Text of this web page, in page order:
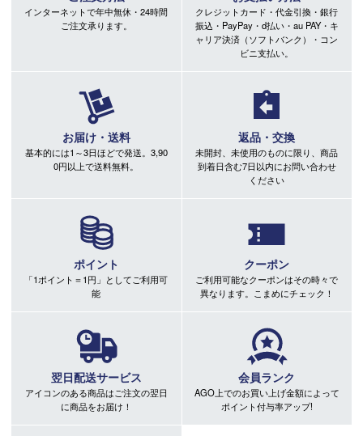
インターネットで年中無休・24時間
ご注文承ります。
クレジットカード・代金引換・銀行
振込・PayPay・d払い・au PAY・キ
ャリア決済（ソフトバンク）・コン
ビニ支払い。
お届け・送料
基本的には1～3日ほどで発送。3,90
0円以上で送料無料。
返品・交換
未開封、未使用のものに限り、商品
到着日含む7日以内にお問い合わせ
ください
ポイント
「1ポイント＝1円」としてご利用可
能
クーポン
ご利用可能なクーポンはその時々で
異なります。こまめにチェック！
翌日配送サービス
アイコンのある商品はご注文の翌日
に商品をお届け！
会員ランク
AGO上でのお買い上げ金額によって
ポイント付与率アップ!